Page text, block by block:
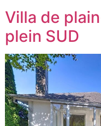
Villa de
plein SUD